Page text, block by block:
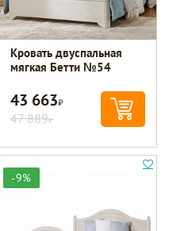
Кровать двуспальная
мягкая Бетти №54
43 663Р
47 889Р
-9%